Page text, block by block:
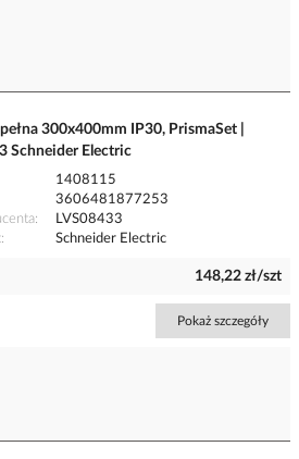
300x400mm IP30, PrismaSet |
Schneider Electric
1408115
3606481877253
LVS08433
Schneider Electric
148,22 zł/szt
Pokaż szczegóły